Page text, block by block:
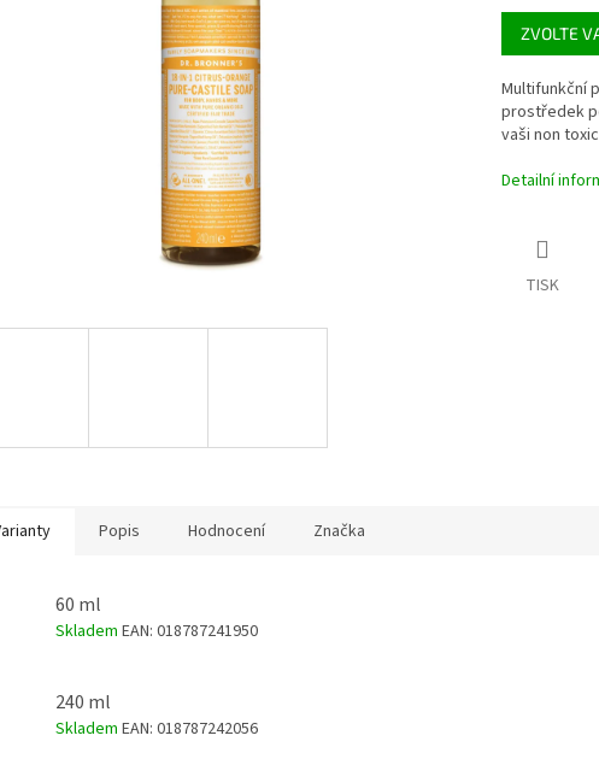
ZVOLTE
Multifunkční
prostředek
vaši non
Detailní
TISK
Popis Hodnocení Značka
60 ml
Skladem EAN: 018787241950
240 ml
Skladem EAN: 018787242056